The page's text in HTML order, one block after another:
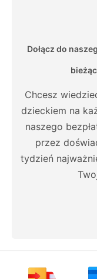
Dołącz do
Chcesz
dzieckiem na
naszego
przez
tydzień